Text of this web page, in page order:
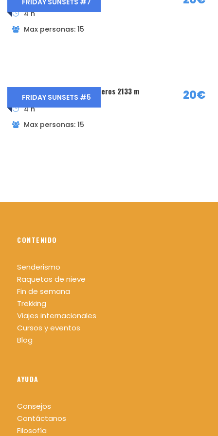
Guía de montaña titulado y miembro de la
AEGM y UIMLA
Asesoramiento previo a la actividad
actividad
El precio no incluye
Nada que no ponga en el apartado incluye
mochila).
la actividad, se recomienda bota de
montaña para evitar torceduras.
Sombrero o gorra, gafas de sol y protector
solar.
Mochila cómoda recomendable 25/30 L.
Agua mínimo 1,5 litros por persona.
Frontal o linterna.
FRIDAY SUNSETS #7
4 h
Max personas: 15
FRIDAY SUNSETS #5
Friday Sunsets Pico Bailanderos 2133 m 20€
4 h
Max personas: 15
CONTENIDO
Senderismo
Raquetas de nieve
Fin de semana
Trekking
Viajes internacionales
Cursos y eventos
Blog
AYUDA
Consejos
Contáctanos
Filosofía